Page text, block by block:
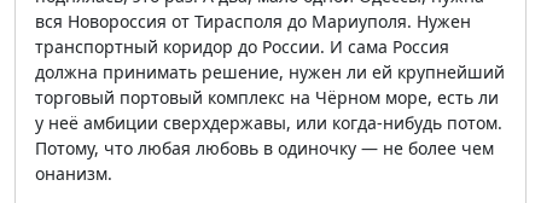
вся Новороссия от Тирасполя до Мариуполя. Нужен
транспортный коридор до России. И сама Россия
должна принимать решение, нужен ли ей крупнейший
торговый портовый комплекс на Чёрном море, есть ли
у неё амбиции сверхдержавы, или когда-нибудь потом.
Потому, что любая любовь в одиночку — не более чем
онанизм.